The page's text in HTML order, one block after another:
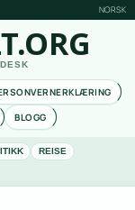
NORSK
BLOGG
REISE